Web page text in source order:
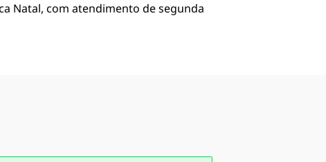
Natal, com atendimento de segunda